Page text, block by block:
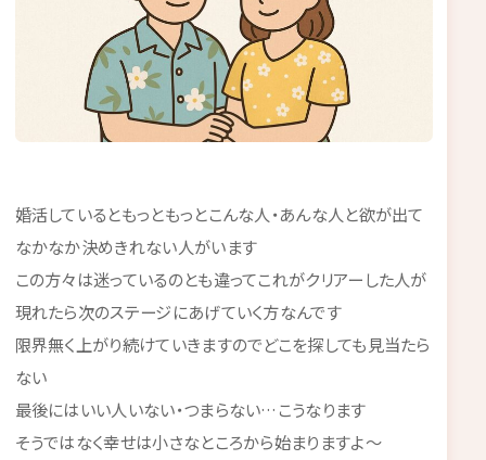
婚活しているともっともっとこんな人・あんな人と欲が出て
なかなか決めきれない人がいます
この方々は迷っているのとも違ってこれがクリアーした人が
現れたら次のステージにあげていく方なんです
限界無く上がり続けていきますのでどこを探しても見当たら
ない
最後にはいい人いない・つまらない…こうなります
そうではなく幸せは小さなところから始まりますよ～